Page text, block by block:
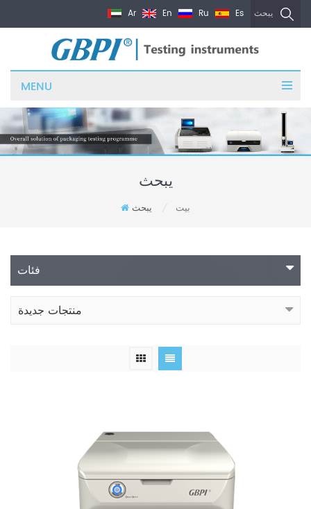
يبحث Ar En Ru Es
MENU
يبحث
بيت يبحث
فئات
منتجات جديدة